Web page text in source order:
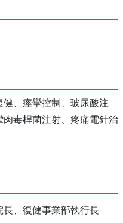
、痙攣控制、玻尿酸注
毒桿菌注射、疼痛電針治
、復健事業部執⾏長